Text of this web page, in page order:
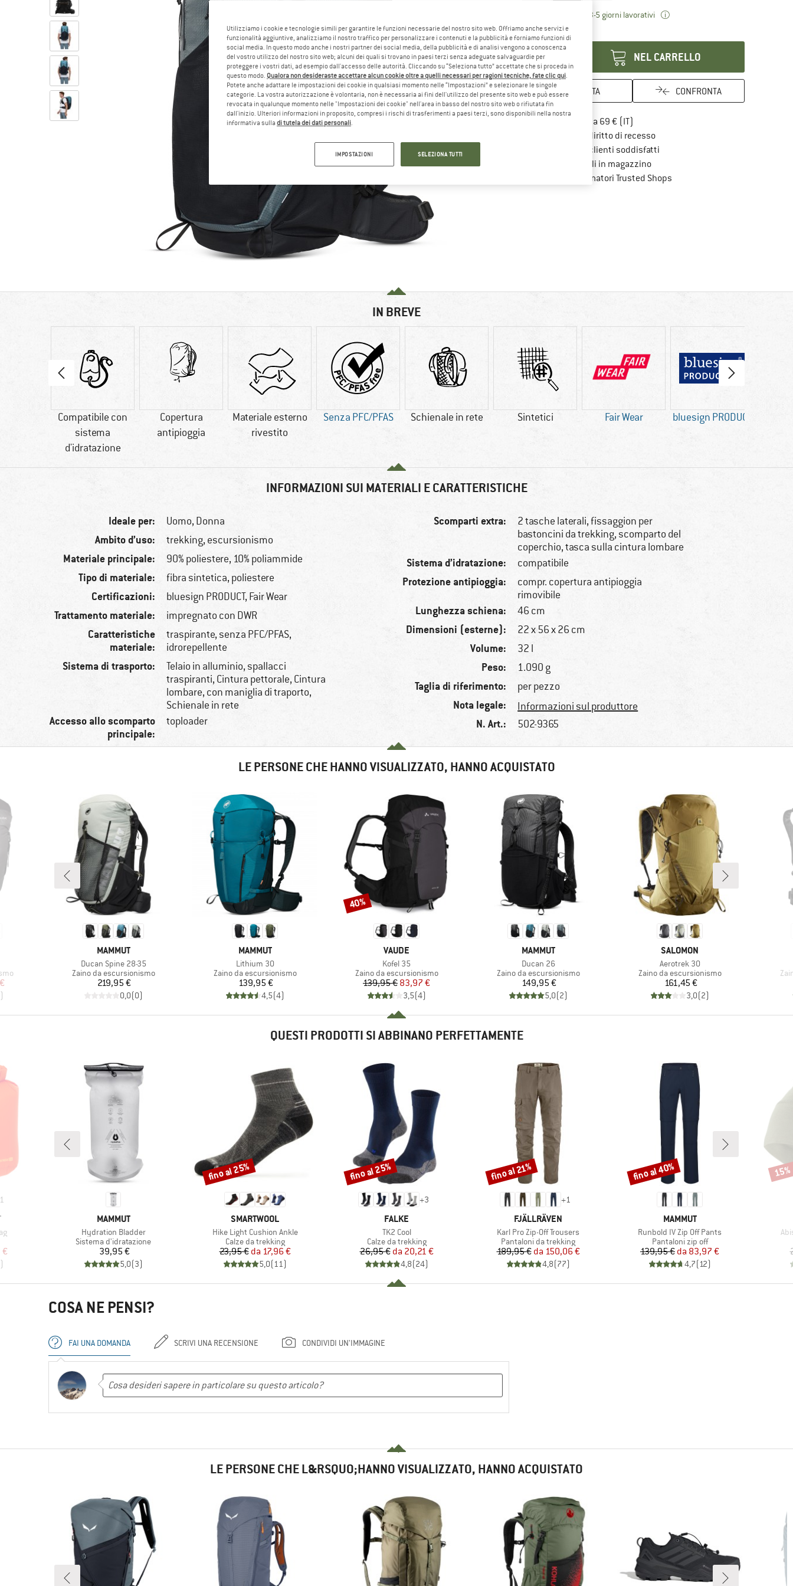
Tempi di consegna: 3-5 giorni lavorativi
Quantità:
NEL CARRELLO
ANNOTA CONFRONTA
Porto franco da 69 € (IT)
100 giorni di diritto di recessoVai alla politica di recesso qui Si
> 4.000.000 clienti soddisfatti
Tutti gli articoli in magazzino
Tutela consumatori Trusted ShopsTrovi tutte le informazioni qui!
IN BREVE
Compatibile con
sistema
d'idratazione
Copertura
antipioggia
Materiale esterno
rivestito
Senza PFC/PFAS Schienale in rete Sintetici Fair Wear bluesign PRODUCT
INFORMAZIONI SUI MATERIALI E CARATTERISTICHE
Ideale per: Uomo, Donna
Ambito d’uso: trekking, escursionismo
Materiale principale: 90% poliestere, 10% poliammide
Tipo di materiale: fibra sintetica, poliestere
Certificazioni: bluesign PRODUCT, Fair Wear
Trattamento materiale: impregnato con DWR
Caratteristiche
materiale:
traspirante, senza PFC/PFAS,
idrorepellente
Sistema di trasporto:
Telaio in alluminio, spallacci
traspiranti, Cintura pettorale, Cintura
lombare, con maniglia di traporto,
Schienale in rete
Accesso allo scomparto
principale:
toploader
Scomparti extra:
2 tasche laterali, fissaggion per
bastoncini da trekking, scomparto del
coperchio, tasca sulla cintura lombare
Sistema d’idratazione: compatibile
Protezione antipioggia:
compr. copertura antipioggia
rimovibile
Lunghezza schiena: 46 cm
Dimensioni (esterne): 22 x 56 x 26 cm
Volume: 32 l
Peso: 1.090 g
Taglia di riferimento: per pezzo
Nota legale: Informazioni sul produttore
N. Art.: 502-9365
LE PERSONE CHE HANNO VISUALIZZATO, HANNO ACQUISTATO
)
MARCHIO
MAMMUT
Articolo
Ducan Spine 28-35
Gruppo di prodotti
Zaino da escursionismo
Prezzo
219,95 €
0,0(0)
MARCHIO
MAMMUT
Articolo
Lithium 30
Gruppo di prodotti
Zaino da escursionismo
Prezzo
139,95 €
4,5(4)
MARCHIO
VAUDE
Articolo
Kofel 35
Gruppo di prodotti
Zaino da escursionismo
Prezzo
139,95 €Prezzo ridotto
83,97 €
3,5(4)
Sconto
40%
MARCHIO
MAMMUT
Articolo
Ducan 26
Gruppo di prodotti
Zaino da escursionismo
Prezzo
149,95 €
5,0(2)
MARCHIO
SALOMON
Articolo
Aerotrek 30
Gruppo di prodotti
Zaino da escursionismo
Prezzo
161,45 €
3,0(2)
QUESTI PRODOTTI SI ABBINANO PERFETTAMENTE
1
€
)
MARCHIO
MAMMUT
Articolo
Hydration Bladder
Gruppo di prodotti
Sistema d'idratazione
Prezzo
39,95 €
5,0(3)
MARCHIO
SMARTWOOL
Articolo
Hike Light Cushion Ankle
Gruppo di prodotti
Calze da trekking
Prezzo
23,95 € Prezzo ridotto
da 17,96 €
5,0(11)
Sconto
fino al 25%
+3
MARCHIO
FALKE
Articolo
TK2 Cool
Gruppo di prodotti
Calze da trekking
Prezzo
26,95 € Prezzo ridotto
da 20,21 €
4,8(24)
Sconto
fino al 25%
+1
MARCHIO
FJÄLLRÄVEN
Articolo
Karl Pro Zip-Off Trousers
Gruppo di prodotti
Pantaloni da trekking
Prezzo
189,95 € Prezzo ridotto
da 150,06 €
4,8(77)
Sconto
fino al 21%
MARCHIO
MAMMUT
Articolo
Runbold IV Zip Off Pants
Gruppo di prodotti
Pantaloni zip off
Prezzo
139,95 € Prezzo ridotto
da 83,97 €
4,7(12)
Sconto
fino al 40% 15%
COSA NE PENSI?
FAI UNA DOMANDA SCRIVI UNA RECENSIONE CONDIVIDI UN'IMMAGINE
LE PERSONE CHE L&RSQUO;HANNO VISUALIZZATO, HANNO ACQUISTATO
Utilizziamo i cookie e tecnologie simili per garantire le funzioni necessarie del nostro sito web. Offriamo anche servizi e
funzionalità aggiuntive, analizziamo il nostro traffico per personalizzare i contenuti e la pubblicità e forniamo funzioni di
social media. In questo modo anche i nostri partner dei social media, della pubblicità e di analisi vengono a conoscenza
del vostro utilizzo del nostro sito web; alcuni dei quali si trovano in paesi terzi senza adeguate salvaguardie per
proteggere i vostri dati, ad esempio dall'accesso delle autorità. Cliccando su “Seleziona tutto” accettate che si proceda in
questo modo. Qualora non desideraste accettare alcun cookie oltre a quelli necessari per ragioni tecniche, fate clic qui.
Potete anche adattare le impostazioni dei cookie in qualsiasi momento nelle “Impostazioni” e selezionare le singole
categorie. La vostra autorizzazione è volontaria, non è necessaria ai fini dell'utilizzo del presente sito web e può essere
revocata in qualunque momento nelle "Impostazioni dei cookie" nell'area in basso del nostro sito web o rifiutata fin
dall'inizio. Ulteriori informazioni in proposito, compresi i rischi di trasferimenti a paesi terzi, sono disponibili nella nostra
informativa sulla di tutela dei dati personali.
IMPOSTAZIONI SELEZIONA TUTTI